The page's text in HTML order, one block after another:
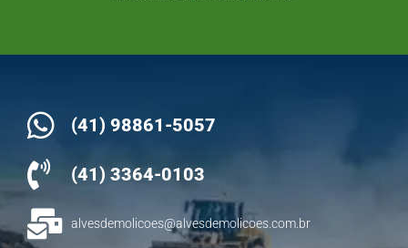
(41) 98861-5057
(41) 3364-0103
alvesdemolicoes@alvesdemolicoes.com.br